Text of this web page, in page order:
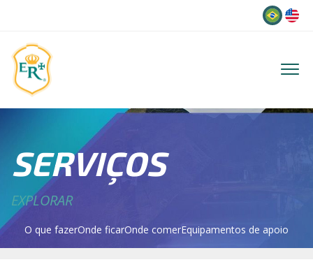
SERVIÇOS
EXPLORAR
O que fazerOnde ficarOnde comerEquipamentos de apoio